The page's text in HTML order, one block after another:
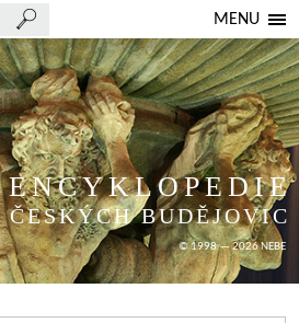
MENU
ENCYKLOPEDIE
ČESKÝCH BUDĚJOVIC
© 1998 — 2026 NEBE